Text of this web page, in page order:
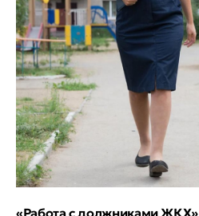
«Работа с должниками ЖКХ»